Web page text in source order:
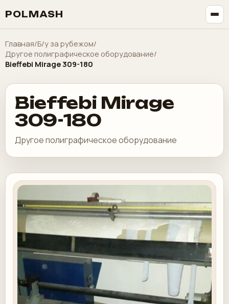
POLMASH
Главная/Б/у за рубежом/
Другое полиграфическое оборудование/
Bieffebi Mirage 309-180
Bieffebi Mirage
309-180
Другое полиграфическое оборудование